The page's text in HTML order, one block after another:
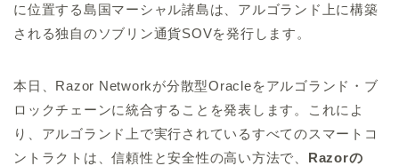
に位置する島国マーシャル諸島は、アルゴランド上に構築
される独自のソブリン通貨SOVを発行します。
本日、Razor Networkが分散型Oracleをアルゴランド・ブ
ロックチェーンに統合することを発表します。これによ
り、アルゴランド上で実行されているすべてのスマートコ
ントラクトは、信頼性と安全性の高い方法で、 Razorの